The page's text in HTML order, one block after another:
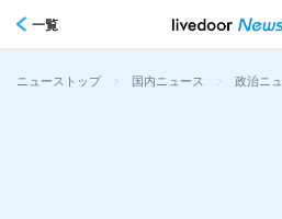
一覧
ニューストップ > 国内ニュース > 政治ニ